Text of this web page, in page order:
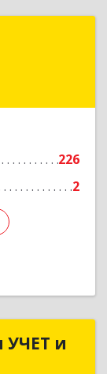
226
2
у,
Подробнее
УЧЕТ и
УЧЕТ и